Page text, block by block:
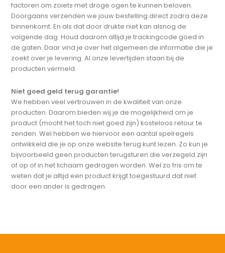
factoren om zoiets met droge ogen te kunnen beloven.
Doorgaans verzenden we jouw bestelling direct zodra deze
binnenkomt. En als dat door drukte niet kan alsnog de
volgende dag. Houd daarom altijd je trackingcode goed in
de gaten. Daar vind je over het algemeen de informatie die je
zoekt over je levering. Al onze levertijden staan bij de
producten vermeld.
Niet goed geld terug garantie!
We hebben veel vertrouwen in de kwaliteit van onze
producten. Daarom bieden wij je de mogelijkheid om je
product (mocht het toch niet goed zijn) kosteloos retour te
zenden. Wel hebben we hiervoor een aantal spelregels
ontwikkeld die je op onze website terug kunt lezen. Zo kun je
bijvoorbeeld geen producten terugsturen die verzegeld zijn
of op of in het lichaam gedragen worden. Wel zo fris om te
weten dat je altijd een product krijgt toegestuurd dat niet
door een ander is gedragen.